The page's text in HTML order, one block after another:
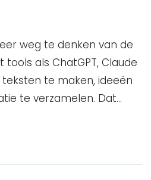
weg te denken van de
als ChatGPT, Claude
te maken, ideeën
te verzamelen. Dat…